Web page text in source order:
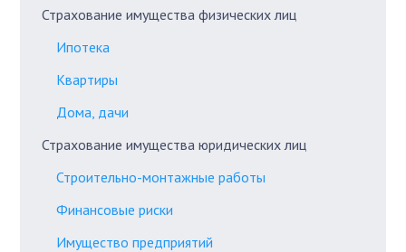
Страхование имущества физических лиц
Ипотека
Квартиры
Дома, дачи
Страхование имущества юридических лиц
Строительно-монтажные работы
Финансовые риски
Имущество предприятий